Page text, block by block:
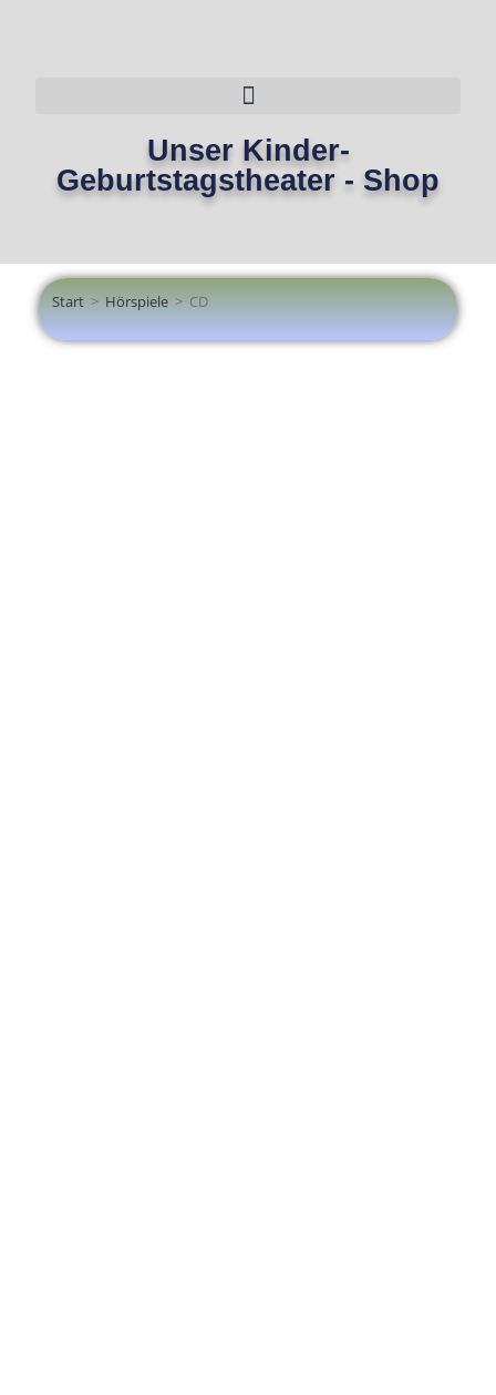
Unser Kinder-
Geburtstagstheater - Shop
Start > Hörspiele > CD